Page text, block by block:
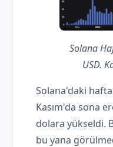
Solana
USD.
Solana'daki
Kasım'da sona
dolara yükseldi.
bu yana